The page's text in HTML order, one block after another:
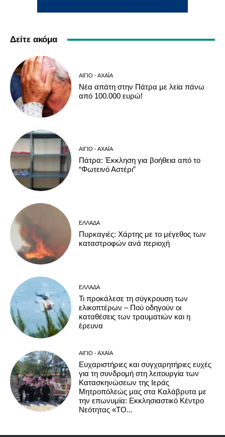
Δείτε ακόμα
ΑΊΓΙΟ - ΑΧΑΪ́Α
Νέα απάτη στην Πάτρα με λεία πάνω
από 100.000 ευρώ!
ΑΊΓΙΟ - ΑΧΑΪ́Α
Πάτρα: Έκκληση για βοήθεια από το
“Φωτεινό Αστέρι”
ΕΛΛΆΔΑ
Πυρκαγιές: Χάρτης με το μέγεθος των
καταστροφών ανά περιοχή
ΕΛΛΆΔΑ
Τι προκάλεσε τη σύγκρουση των
ελικοπτέρων – Πού οδηγούν οι
καταθέσεις των τραυματιών και η
έρευνα
ΑΊΓΙΟ - ΑΧΑΪ́Α
Ευχαριστήριες και συγχαρητήριες ευχές
για τη συνδρομή στη λειτουργία των
Κατασκηνώσεων της Ιεράς
Μητροπόλεώς μας στα Καλάβρυτα με
την επωνυμία: Εκκλησιαστικό Κέντρο
Νεότητας «ΤΟ...